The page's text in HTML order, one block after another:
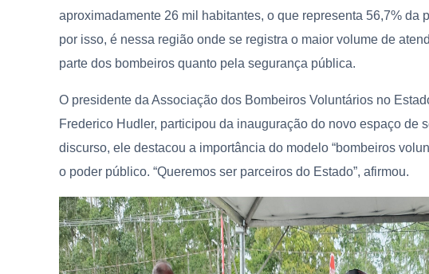
aproximadamente 26 mil habitantes, o que representa 56,7% da
por isso, é nessa região onde se registra o maior volume de
parte dos bombeiros quanto pela segurança pública.
O presidente da Associação dos Bombeiros Voluntários no
Frederico Hudler, participou da inauguração do novo espaço de
discurso, ele destacou a importância do modelo “bombeiros
o poder público. “Queremos ser parceiros do Estado”, afirmou.